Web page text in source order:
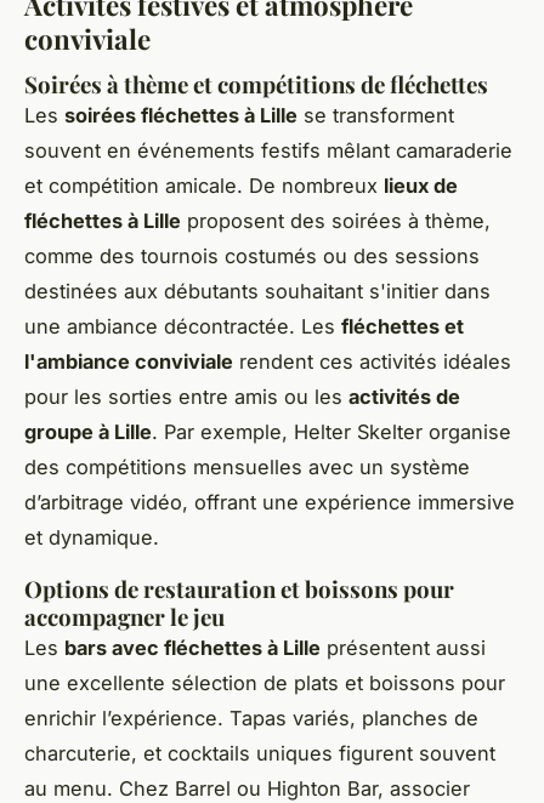
conviviale
Soirées à thème et compétitions de fléchettes
Les soirées fléchettes à Lille se transforment
souvent en événements festifs mêlant camaraderie
et compétition amicale. De nombreux lieux de
fléchettes à Lille proposent des soirées à thème,
comme des tournois costumés ou des sessions
destinées aux débutants souhaitant s'initier dans
une ambiance décontractée. Les fléchettes et
l'ambiance conviviale rendent ces activités idéales
pour les sorties entre amis ou les activités de
groupe à Lille. Par exemple, Helter Skelter organise
des compétitions mensuelles avec un système
d’arbitrage vidéo, offrant une expérience immersive
et dynamique.
Options de restauration et boissons pour
accompagner le jeu
Les bars avec fléchettes à Lille présentent aussi
une excellente sélection de plats et boissons pour
enrichir l’expérience. Tapas variés, planches de
charcuterie, et cocktails uniques figurent souvent
au menu. Chez Barrel ou Highton Bar, associer